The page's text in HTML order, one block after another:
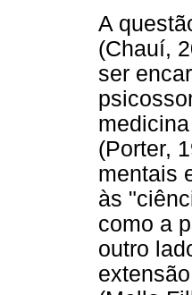
A
(Chauí,
ser
(Porter,
mentais
às
como a
outro